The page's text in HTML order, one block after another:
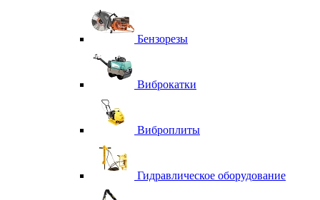
Бензорезы
Виброкатки
Виброплиты
Гидравлическое оборудование